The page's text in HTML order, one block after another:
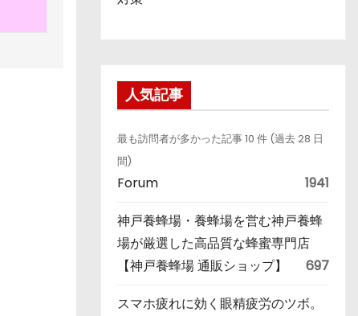
人気記事
最も訪問者が多かった記事 10 件 (過去 28 日
間)
Forum 1941
神戸養蜂場・養蜂場を営む神戸養蜂
場が厳選した高品質な蜂蜜専門店
【神戸養蜂場 通販ショップ】
697
スマホ疲れに効く眼精疲労のツボ。